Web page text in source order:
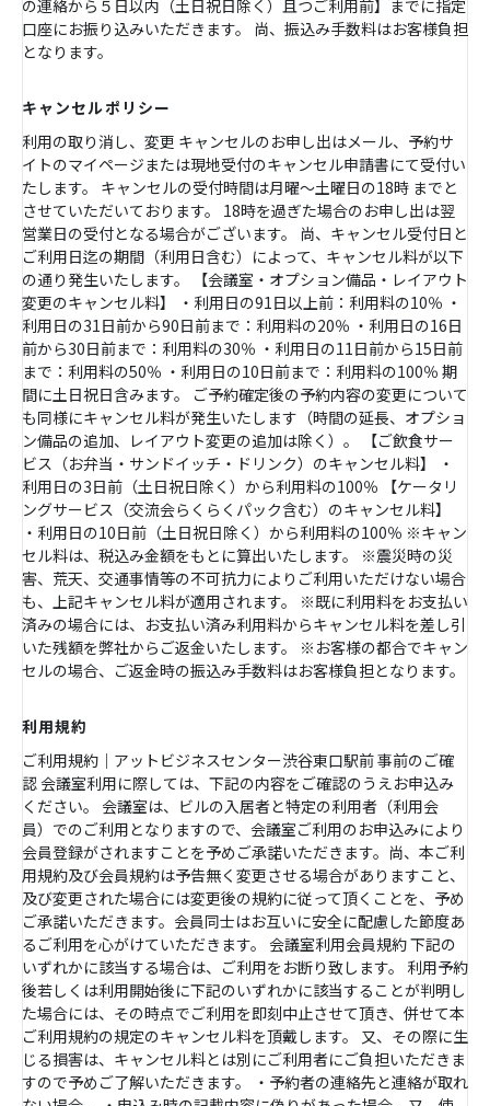
の連絡から５日以内（土日祝日除く）且つご利用前】までに指定
口座にお振り込みいただきます。 尚、振込み手数料はお客様負担
となります。
キャンセルポリシー
利用の取り消し、変更 キャンセルのお申し出はメール、予約サ
イトのマイページまたは現地受付のキャンセル申請書にて受付い
たします。 キャンセルの受付時間は月曜～土曜日の18時 までと
させていただいております。 18時を過ぎた場合のお申し出は翌
営業日の受付となる場合がございます。 尚、キャンセル受付日と
ご利用日迄の期間（利用日含む）によって、キャンセル料が以下
の通り発生いたします。 【会議室・オプション備品・レイアウト
変更のキャンセル料】 ・利用日の91日以上前：利用料の10％ ・
利用日の31日前から90日前まで：利用料の20％ ・利用日の16日
前から30日前まで：利用料の30％ ・利用日の11日前から15日前
まで：利用料の50％ ・利用日の10日前まで：利用料の100％ 期
間に土日祝日含みます。 ご予約確定後の予約内容の変更について
も同様にキャンセル料が発生いたします（時間の延長、オプショ
ン備品の追加、レイアウト変更の追加は除く）。 【ご飲食サー
ビス（お弁当・サンドイッチ・ドリンク）のキャンセル料】 ・
利用日の3日前（土日祝日除く）から利用料の100％ 【ケータリ
ングサービス（交流会らくらくパック含む）のキャンセル料】
・利用日の10日前（土日祝日除く）から利用料の100％ ※キャン
セル料は、税込み金額をもとに算出いたします。 ※震災時の災
害、荒天、交通事情等の不可抗力によりご利用いただけない場合
も、上記キャンセル料が適用されます。 ※既に利用料をお支払い
済みの場合には、お支払い済み利用料からキャンセル料を差し引
いた残額を弊社からご返金いたします。 ※お客様の都合でキャン
セルの場合、ご返金時の振込み手数料はお客様負担となります。
利用規約
ご利用規約｜アットビジネスセンター渋谷東口駅前 事前のご確
認 会議室利用に際しては、下記の内容をご確認のうえお申込み
ください。 会議室は、ビルの入居者と特定の利用者（利用会
員）でのご利用となりますので、会議室ご利用のお申込みにより
会員登録がされますことを予めご承諾いただきます。尚、本ご利
用規約及び会員規約は予告無く変更させる場合がありますこと、
及び変更された場合には変更後の規約に従って頂くことを、予め
ご承諾いただきます。会員同士はお互いに安全に配慮した節度あ
るご利用を心がけていただきます。 会議室利用会員規約 下記の
いずれかに該当する場合は、ご利用をお断り致します。 利用予約
後若しくは利用開始後に下記のいずれかに該当することが判明し
た場合には、その時点でご利用を即刻中止させて頂き、併せて本
ご利用規約の規定のキャンセル料を頂戴します。 又、その際に生
じる損害は、キャンセル料とは別にご利用者にご負担いただきま
すので予めご了解いただきます。 ・予約者の連絡先と連絡が取れ